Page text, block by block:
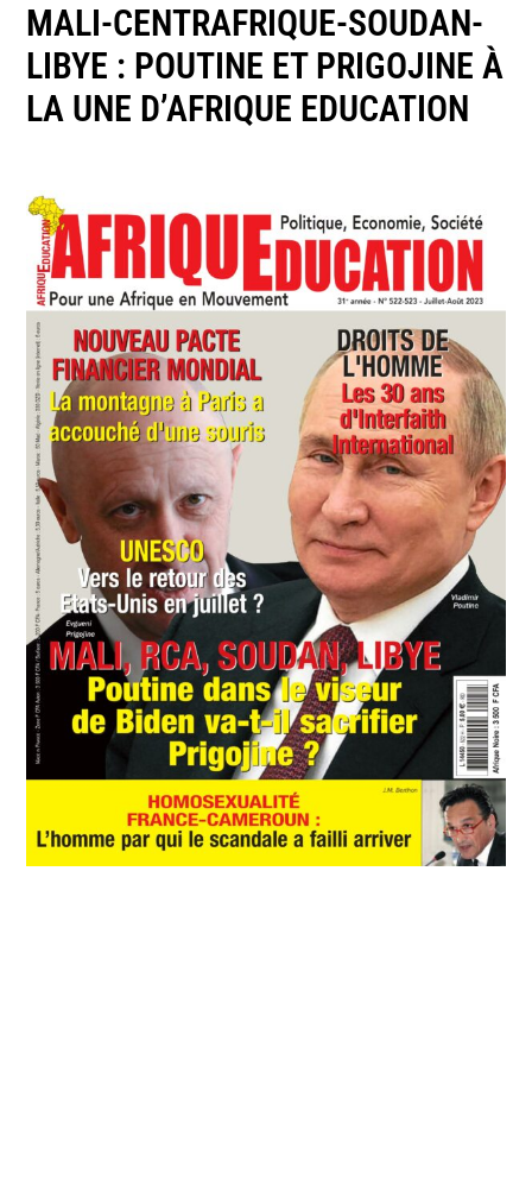
MALI-CENTRAFRIQUE-SOUDAN-
LIBYE : POUTINE ET PRIGOJINE À
LA UNE D’AFRIQUE EDUCATION